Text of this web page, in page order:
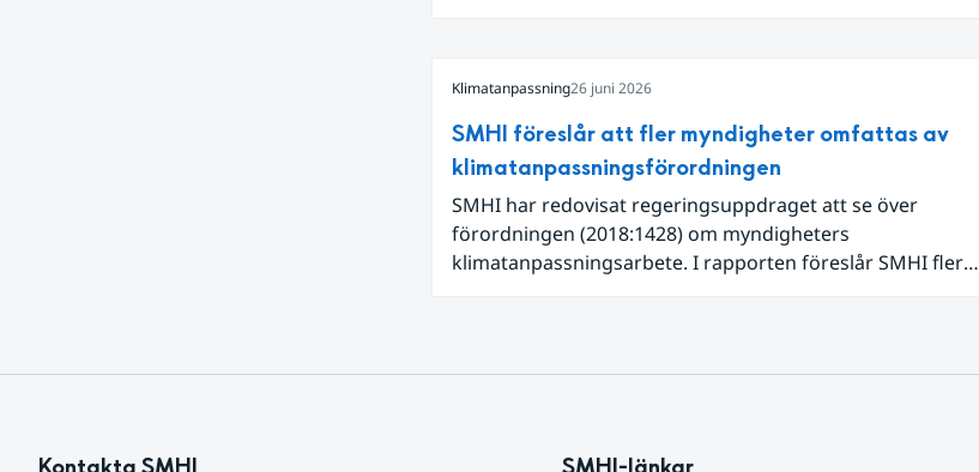
Klimatanpassning26 juni 2026
SMHI föreslår att fler myndigheter omfattas av
klimatanpassningsförordningen
SMHI har redovisat regeringsuppdraget att se över
förordningen (2018:1428) om myndigheters
klimatanpassningsarbete. I rapporten föreslår SMHI flera